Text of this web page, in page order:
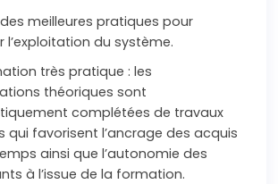
meilleures pratiques pour
l’exploitation du système.
très pratique : les
théoriques sont
complétées de travaux
qui favorisent l’ancrage des acquis
ainsi que l’autonomie des
à l’issue de la formation.